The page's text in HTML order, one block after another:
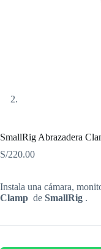
SmallRig Abrazadera
S/220.00
Instala una cámara,
Clamp de SmallRig .